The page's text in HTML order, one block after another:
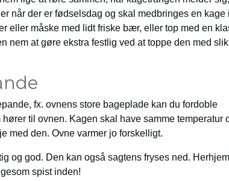
når der er fødselsdag og skal medbringes en kage
eller måske med lidt friske bær, eller top med en
nem at gøre ekstra festlig ved at toppe den med
fx. ovnens store bageplade kan du fordoble
til ovnen. Kagen skal have samme temperatur
med den. Ovne varmer jo forskelligt.
og god. Den kan også sagtens fryses ned.
spist inden!